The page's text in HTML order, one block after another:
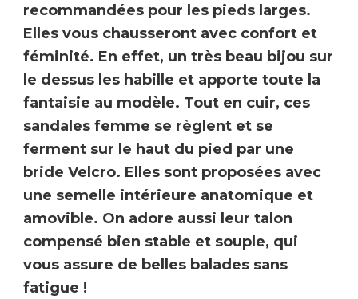
recommandées pour les pieds larges.
Elles vous chausseront avec confort et
féminité. En effet, un très beau bijou sur
le dessus les habille et apporte toute la
fantaisie au modèle. Tout en cuir, ces
sandales femme se règlent et se
ferment sur le haut du pied par une
bride Velcro. Elles sont proposées avec
une semelle intérieure anatomique et
amovible. On adore aussi leur talon
compensé bien stable et souple, qui
vous assure de belles balades sans
fatigue !